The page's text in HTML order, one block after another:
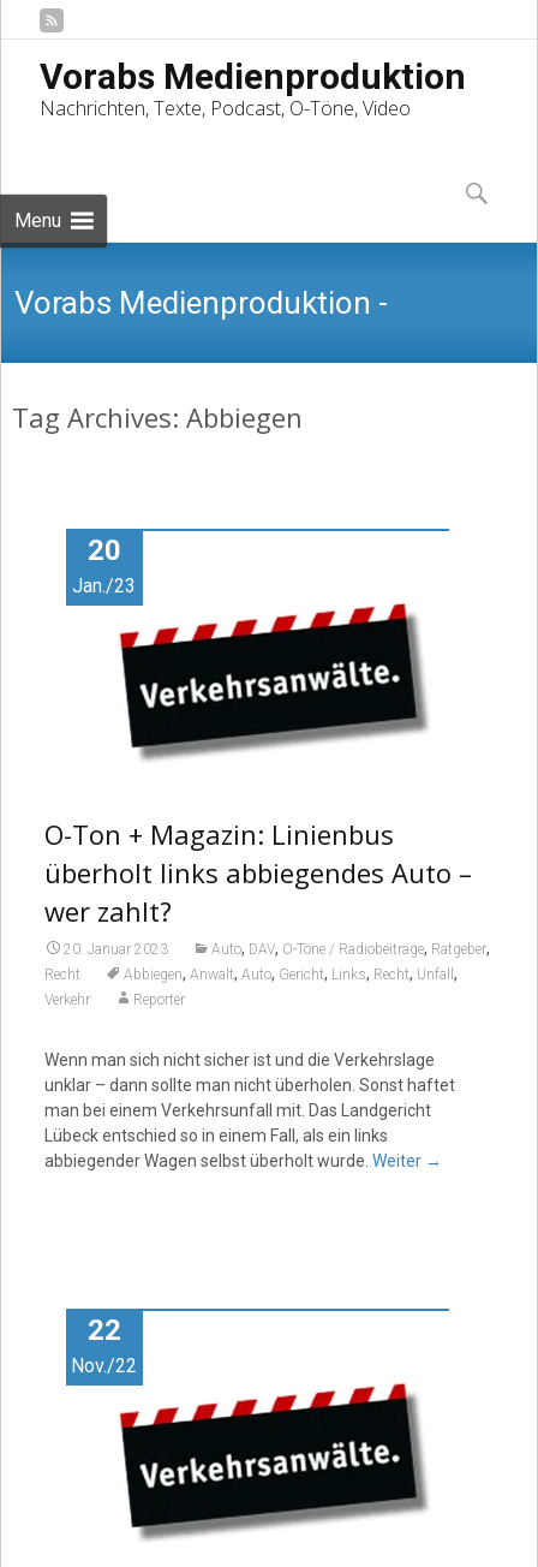
Vorabs Medienproduktion
Nachrichten, Texte, Podcast, O-Töne, Video
Menu
to
content
Suchen
nach:
Vorabs Medienproduktion -
Nachrichten, Texte, Podcast, O-Töne,
Video
Tag Archives: Abbiegen
20
Jan./23
O-Ton + Magazin: Linienbus
überholt links abbiegendes Auto –
wer zahlt?
20. Januar 2023 Auto, DAV, O-Töne / Radiobeiträge, Ratgeber,
Recht Abbiegen, Anwalt, Auto, Gericht, Links, Recht, Unfall ,
Verkehr Reporter
Wenn man sich nicht sicher ist und die Verkehrslage
unklar – dann sollte man nicht überholen. Sonst haftet
man bei einem Verkehrsunfall mit. Das Landgericht
Lübeck entschied so in einem Fall, als ein links
abbiegender Wagen selbst überholt wurde. Weiter →
22
Nov./22